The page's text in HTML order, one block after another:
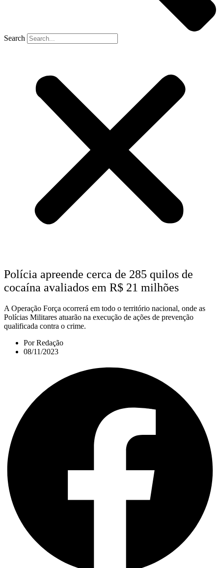
Search
Polícia apreende cerca de 285 quilos de
cocaína avaliados em R$ 21 milhões
A Operação Força ocorrerá em todo o território nacional, onde as
Polícias Militares atuarão na execução de ações de prevenção
qualificada contra o crime.
PorRedação
08/11/2023